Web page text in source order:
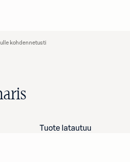
kohdennetusti
Tuote latautuu